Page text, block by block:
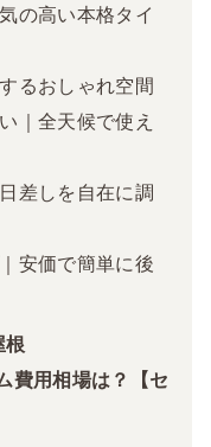
の高い本格タイ
るおしゃれ空間
｜全天候で使え
差しを自在に調
安価で簡単に後
根
費用相場は？【セ